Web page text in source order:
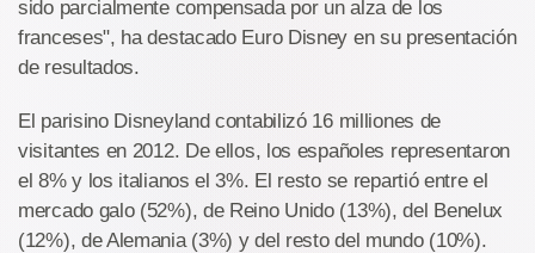
sido parcialmente compensada por un alza de los
franceses", ha destacado Euro Disney en su presentación
de resultados.
El parisino Disneyland contabilizó 16 milliones de
visitantes en 2012. De ellos, los españoles representaron
el 8% y los italianos el 3%. El resto se repartió entre el
mercado galo (52%), de Reino Unido (13%), del Benelux
(12%), de Alemania (3%) y del resto del mundo (10%).